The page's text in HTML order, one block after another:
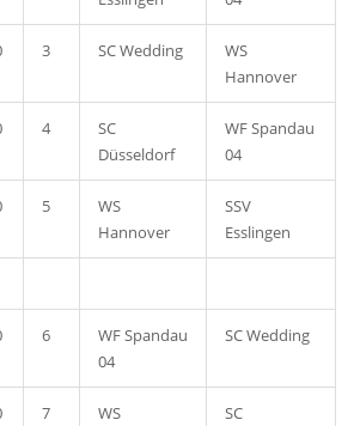
3 SC Wedding
WS
Hannover
4
SC
Düsseldorf
WF Spandau
04
5
WS
Hannover
SSV
Esslingen
6
WF Spandau
04
SC Wedding
7
WS
SC